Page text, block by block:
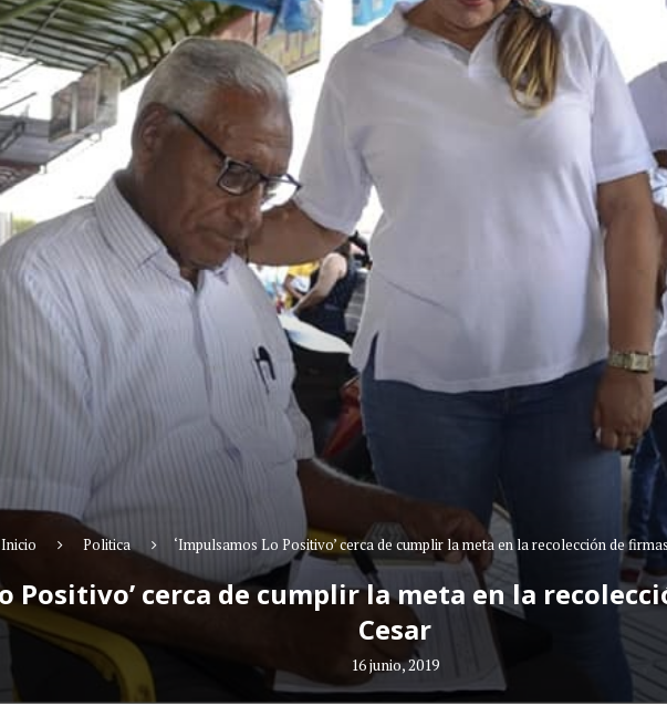
Inicio Politica ‘Impulsamos Lo Positivo’ cerca de cumplir la meta en la recolección de
Positivo’ cerca de cumplir la meta en la
Cesar
16 junio, 2019